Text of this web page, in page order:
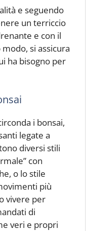
e seguendo
un terriccio
e con il
si assicura
ha bisogno per
i bonsai,
legate a
diversi stili
con
o lo stile
più
vivere per
di
veri e propri